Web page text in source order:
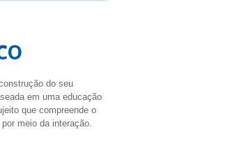
do seu
em uma educação
que compreende o
meio da interação.